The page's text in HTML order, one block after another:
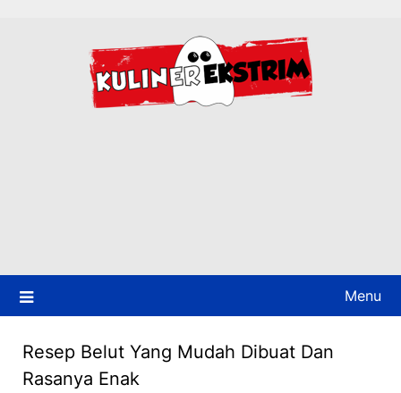
Menu
Resep Belut Yang Mudah Dibuat Dan
Rasanya Enak